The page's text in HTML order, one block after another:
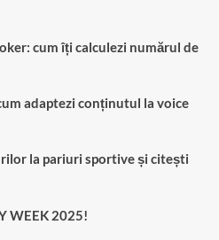
cum îți calculezi numărul de
adaptezi conținutul la voice
la pariuri sportive și citești
WEEK 2025!